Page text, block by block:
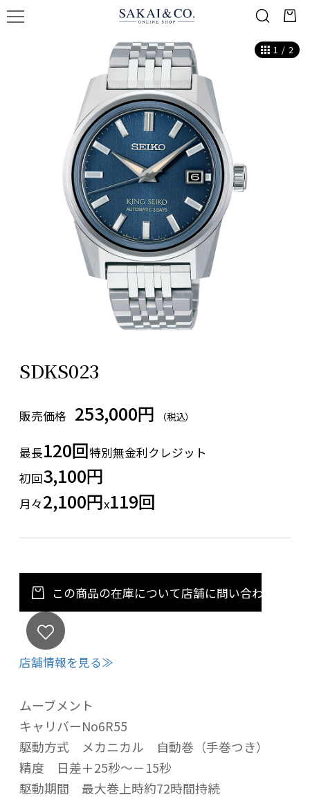
1 / 2
SDKS023
販売価格 253,000円 （税込）
最長120回特別無金利クレジット
初回3,100円
月々2,100円x119回
この商品の在庫について店舗に問い合わせる
店舗情報を見る≫
ムーブメント
キャリバーNo6R55
駆動方式 メカニカル 自動巻（手巻つき）
精度 日差＋25秒～－15秒
駆動期間 最大巻上時約72時間持続